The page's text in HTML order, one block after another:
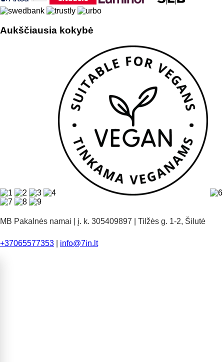
Aukščiausia kokybė
MB Pakalnės namai | į. k. 305409897 | Tilžės g. 1-2, Šilutė
+37065577353 info@7in.lt